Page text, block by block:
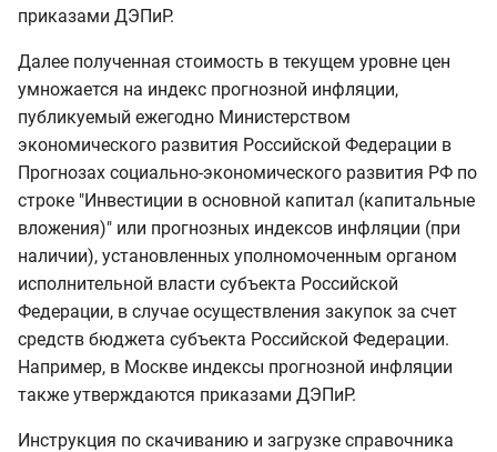
приказами ДЭПиР.
Далее полученная стоимость в текущем уровне цен
умножается на индекс прогнозной инфляции,
публикуемый ежегодно Министерством
экономического развития Российской Федерации в
Прогнозах социально-экономического развития РФ по
строке "Инвестиции в основной капитал (капитальные
вложения)" или прогнозных индексов инфляции (при
наличии), установленных уполномоченным органом
исполнительной власти субъекта Российской
Федерации, в случае осуществления закупок за счет
средств бюджета субъекта Российской Федерации.
Например, в Москве индексы прогнозной инфляции
также утверждаются приказами ДЭПиР.
Инструкция по скачиванию и загрузке справочника